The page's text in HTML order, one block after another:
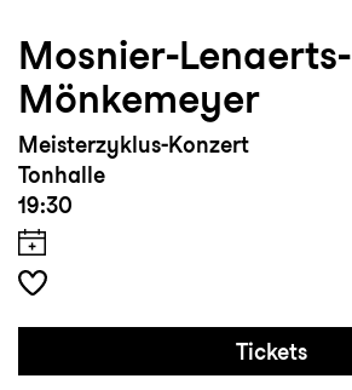
Mosnier-Lenaerts-
Mönkemeyer
Meisterzyklus-Konzert
Tonhalle
19:30
Tickets